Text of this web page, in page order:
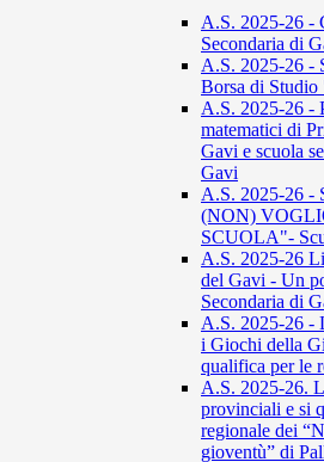
A.S. 2025-26 -
Secondaria di
A.S. 2025-26 -
Borsa di Studio
A.S. 2025-26 -
matematici di
Gavi e scuola
Gavi
A.S. 2025-26 -
(NON)
SCUOLA"-
A.S. 2025-26
del Gavi - Un
Secondaria di
A.S. 2025-26 -
i Giochi della
qualifica per le
A.S. 2025-26.
provinciali e si
regionale dei
gioventù” di